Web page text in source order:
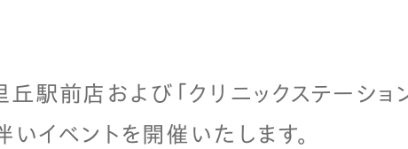
駅前店および「クリニックステーショ
イベントを開催いたします。